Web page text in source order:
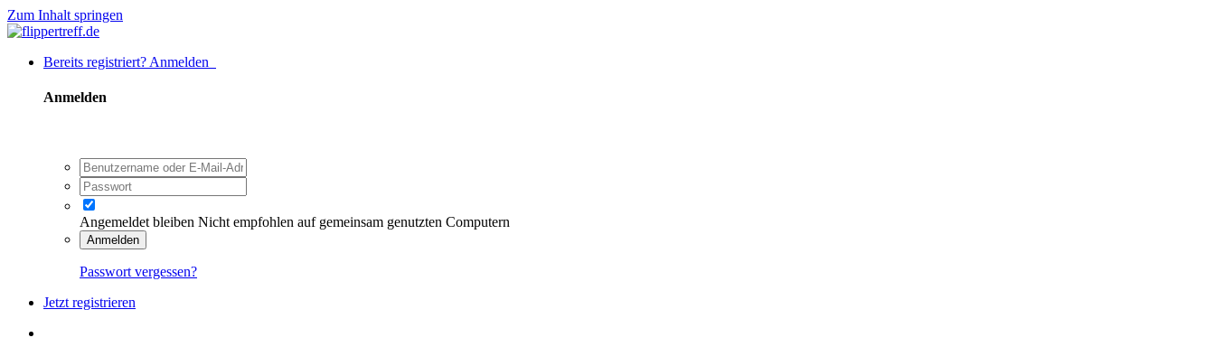
Zum Inhalt springen
Bereits registriert? Anmelden
Anmelden
Angemeldet bleiben Nicht empfohlen auf gemeinsam genutzten Computern
Anmelden
Passwort vergessen?
Jetzt registrieren